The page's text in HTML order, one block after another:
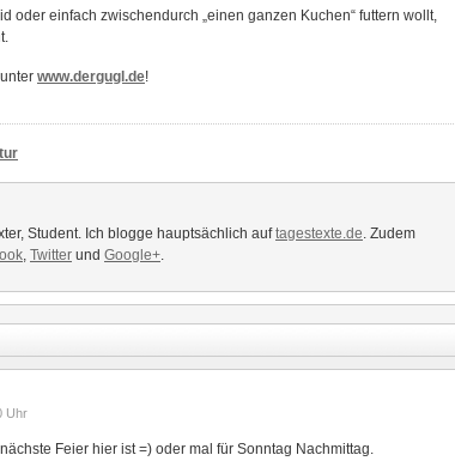
oder einfach zwischendurch „einen ganzen Kuchen“ futtern wollt,
www.dergugl.de!
Student. Ich blogge hauptsächlich auftagestexte.de. Zudem
, Twitter und Google+.
Uhr
Feier hier ist =) oder mal für Sonntag Nachmittag.